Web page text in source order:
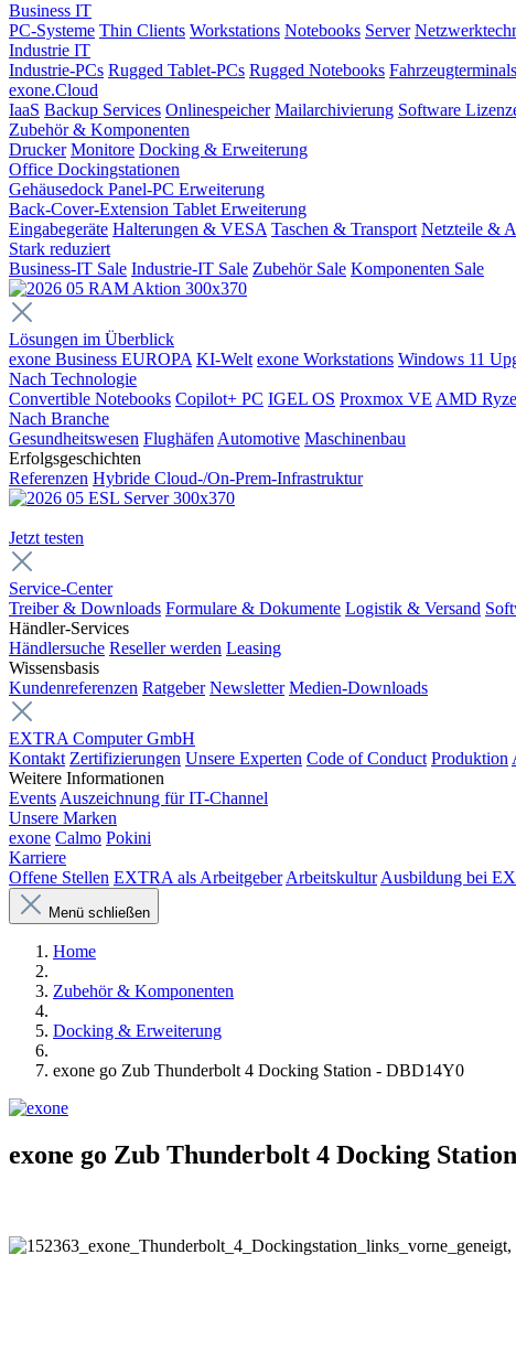
Business IT
PC-Systeme Thin Clients Workstations Notebooks Server
Industrie IT
Industrie-PCs Rugged Tablet-PCs Rugged Notebooks Fahrzeugterminals
exone.Cloud
IaaS Backup Services Onlinespeicher Mailarchivierung Software
Zubehör & Komponenten
Drucker Monitore Docking & Erweiterung
Office Dockingstationen
Gehäusedock Panel-PC Erweiterung
Back-Cover-Extension Tablet Erweiterung
Eingabegeräte Halterungen & VESA Taschen & Transport Netzteile &
Stark reduziert
Business-IT Sale Industrie-IT Sale Zubehör Sale Komponenten Sale
Lösungen im Überblick
exone Business EUROPA KI-Welt exone Workstations Windows 11
Nach Technologie
Convertible Notebooks Copilot+ PC IGEL OS Proxmox VE AMD
Nach Branche
Gesundheitswesen Flughäfen Automotive Maschinenbau
Erfolgsgeschichten
Referenzen Hybride Cloud-/On-Prem-Infrastruktur
Jetzt testen
Service-Center
Treiber & Downloads Formulare & Dokumente Logistik & Versand
Händler-Services
Händlersuche Reseller werden Leasing
Wissensbasis
Kundenreferenzen Ratgeber Newsletter Medien-Downloads
EXTRA Computer GmbH
Kontakt Zertifizierungen Unsere Experten Code of Conduct Produktion
Weitere Informationen
Events Auszeichnung für IT-Channel
Unsere Marken
exone Calmo Pokini
Karriere
Offene Stellen EXTRA als Arbeitgeber Arbeitskultur Ausbildung bei
Menü schließen
Home
Zubehör & Komponenten
Docking & Erweiterung
exone go Zub Thunderbolt 4 Docking Station - DBD14Y0
exone go Zub Thunderbolt 4 Docking